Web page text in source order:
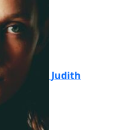
Judith